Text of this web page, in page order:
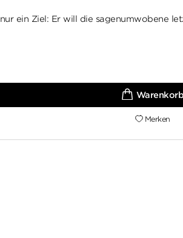
ein Ziel: Er will die sagenumwobene
Merken